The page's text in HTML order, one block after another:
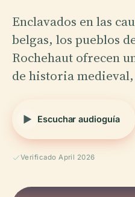
Enclavados en las
belgas, los pueblos
Rochehaut ofrecen
de historia
Escuchar audioguía
Verificado April 2026